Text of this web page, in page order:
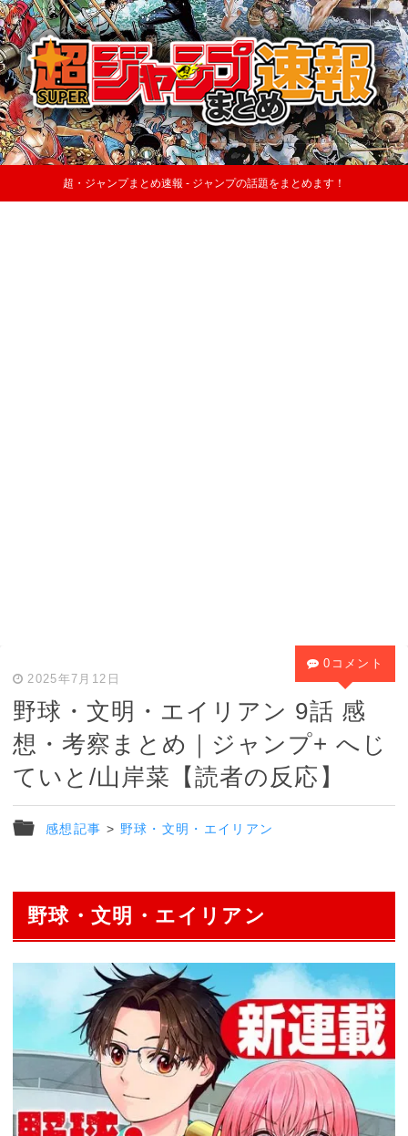
超・ジャンプまとめ速報 - ジャンプの話題をまとめます！
2025年7月12日
野球・文明・エイリアン 9話 感
想・考察まとめ｜ジャンプ+ へじ
ていと/山岸菜【読者の反応】
感想記事 > 野球・文明・エイリアン
0コメント
野球・文明・エイリアン